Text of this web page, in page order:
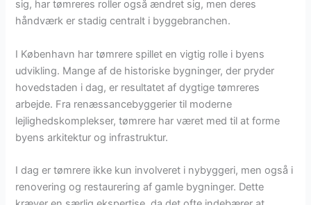
sig, har tømreres roller også ændret sig, men deres
håndværk er stadig centralt i byggebranchen.
I København har tømrere spillet en vigtig rolle i byens
udvikling. Mange af de historiske bygninger, der pryder
hovedstaden i dag, er resultatet af dygtige tømreres
arbejde. Fra renæssancebyggerier til moderne
lejlighedskomplekser, tømrere har været med til at forme
byens arkitektur og infrastruktur.
I dag er tømrere ikke kun involveret i nybyggeri, men også i
renovering og restaurering af gamle bygninger. Dette